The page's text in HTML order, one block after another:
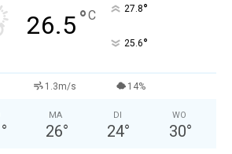
26.5°C 27.8°
25.6°
1.3m/s 14%
°
MA
26°
DI
24°
WO
30°